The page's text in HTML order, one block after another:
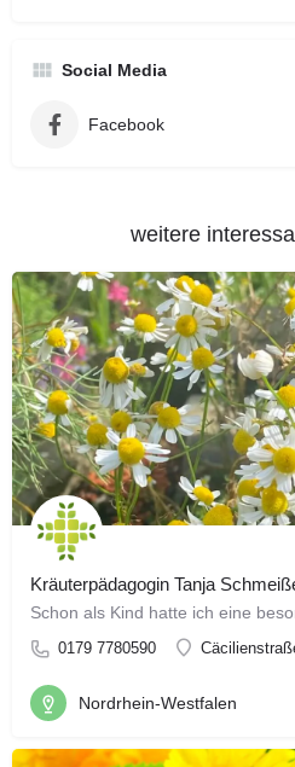
Social Media
Facebook
weitere
Kräuterpädagogin Tanja
0179 7780590
Nordrhein-Westfalen